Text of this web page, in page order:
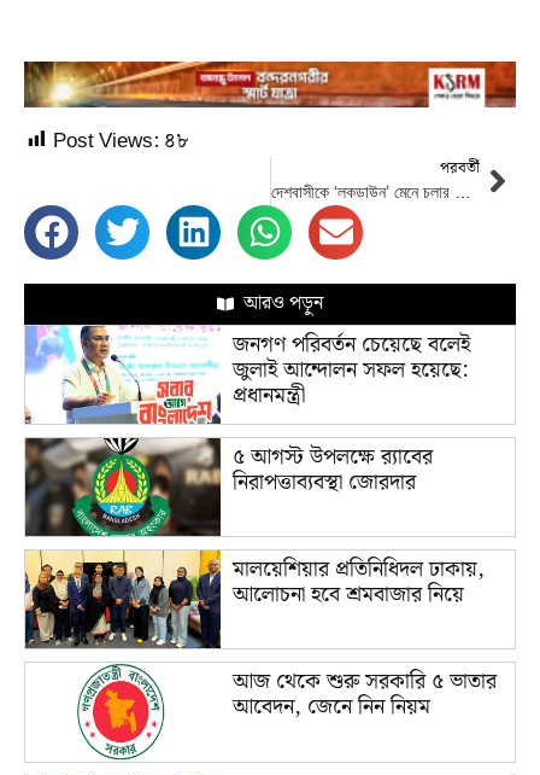
Post Views: ৪৮
পরবর্তী
আরও পড়ুন
জনগণ পরিবর্তন চেয়েছে বলেই
জুলাই আন্দোলন সফল হয়েছে:
প্রধানমন্ত্রী
৫ আগস্ট উপলক্ষে র‌্যাবের
নিরাপত্তাব্যবস্থা জোরদার
মালয়েশিয়ার প্রতিনিধিদল ঢাকায়,
আলোচনা হবে শ্রমবাজার নিয়ে
আজ থেকে শুরু সরকারি ৫ ভাতার
আবেদন, জেনে নিন নিয়ম